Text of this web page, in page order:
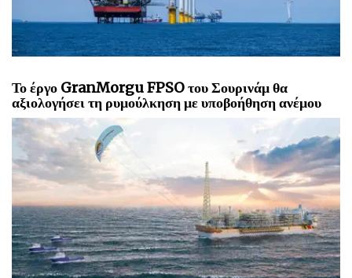
Το έργο GranMorgu FPSO του Σουρινάμ θα
αξιολογήσει τη ρυμούλκηση με υποβοήθηση ανέμου